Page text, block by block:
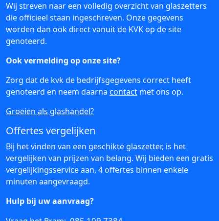
Wij streven naar een volledig overzicht van glaszetters
die officieel staan ingeschreven. Onze gegevens
worden dan ook direct vanuit de KVK op de site
genoteerd.
Ook vermelding op onze site?
Zorg dat de kvk de bedrijfsgegevens correct heeft
genoteerd en neem daarna contact met ons op.
Groeien als glashandel?
Offertes vergelijken
Bij het vinden van een geschikte glaszetter, is het
vergelijken van prijzen van belang. Wij bieden een gratis
vergelijkingsservice aan, 4 offertes binnen enkele
minuten aangevraagd.
Hulp bij uw aanvraag?